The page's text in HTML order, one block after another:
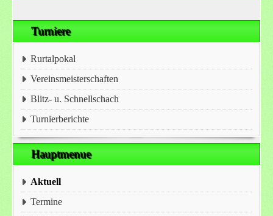
Turniere
Rurtalpokal
Vereinsmeisterschaften
Blitz- u. Schnellschach
Turnierberichte
Hauptmenue
Aktuell
Termine